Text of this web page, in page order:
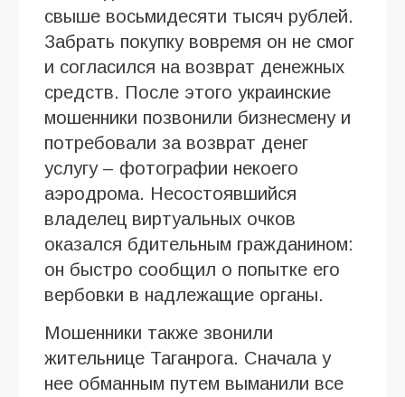
свыше восьмидесяти тысяч рублей.
Забрать покупку вовремя он не смог
и согласился на возврат денежных
средств. После этого украинские
мошенники позвонили бизнесмену и
потребовали за возврат денег
услугу – фотографии некоего
аэродрома. Несостоявшийся
владелец виртуальных очков
оказался бдительным гражданином:
он быстро сообщил о попытке его
вербовки в надлежащие органы.
Мошенники также звонили
жительнице Таганрога. Сначала у
нее обманным путем выманили все